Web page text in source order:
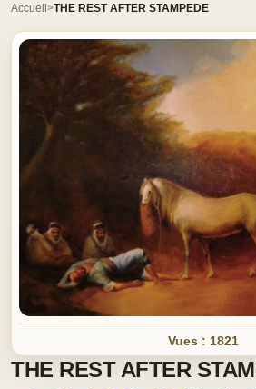
Accueil THE REST AFTER STAMPEDE
Vues : 1821
THE REST AFTER